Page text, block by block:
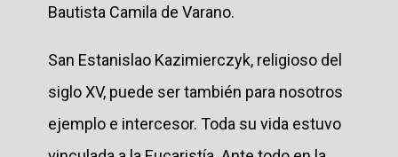
Bautista Camila de Varano.
San Estanislao Kazimierczyk, religioso del
siglo XV, puede ser también para nosotros
ejemplo e intercesor. Toda su vida estuvo